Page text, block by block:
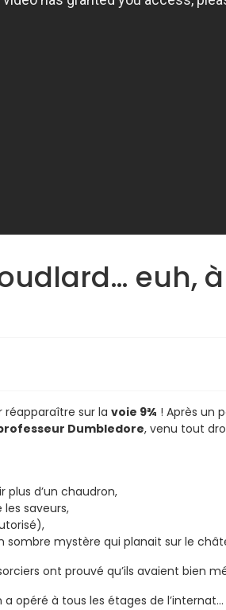
euh,
réapparaître sur la voie 9¾ ! Après un
Dumbledore, venu tout
d’un chaudron,
saveurs,
sombre mystère qui planait sur le
ont prouvé qu’ils avaient bien
a opéré à tous les étages de l’internat…